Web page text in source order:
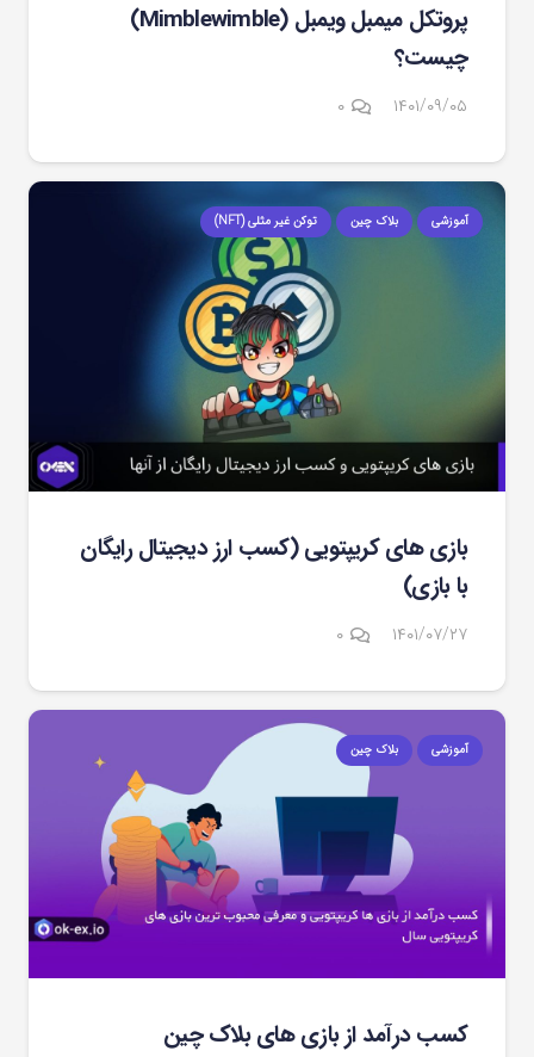
پروتکل میمبل ویمبل (Mimblewimble)
چیست؟
۱۴۰۱/۰۹/۰۵ ۰
آموزشی بلاک چین توکن غیر مثلی (NFT)
بازی های کریپتویی (کسب ارز دیجیتال رایگان
با بازی)
۱۴۰۱/۰۷/۲۷ ۰
آموزشی بلاک چین
کسب درآمد از بازی‌ های بلاک چین